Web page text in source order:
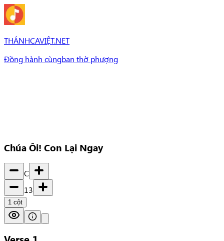
THÁNHCAVIỆT.NET
Đồng hành cùngban thờ phượng
Chúa Ôi! Con Lại Ngay
C
13
1 cột